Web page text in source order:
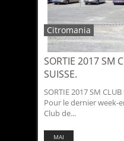
SORTIE 2017 SM
SUISSE.
SORTIE 2017 SM CLUB
Pour le dernier week-
Club de...
Citromania
MAI